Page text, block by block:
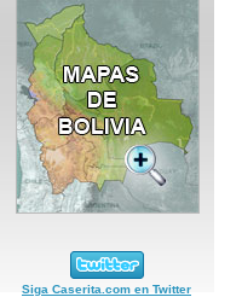
Siga Caserita.com en Twitter